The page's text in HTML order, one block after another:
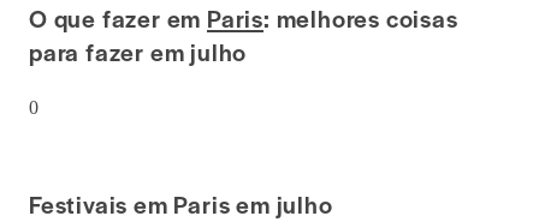
O que fazer em Paris: melhores coisas
para fazer em julho
0
Festivais em Paris em julho